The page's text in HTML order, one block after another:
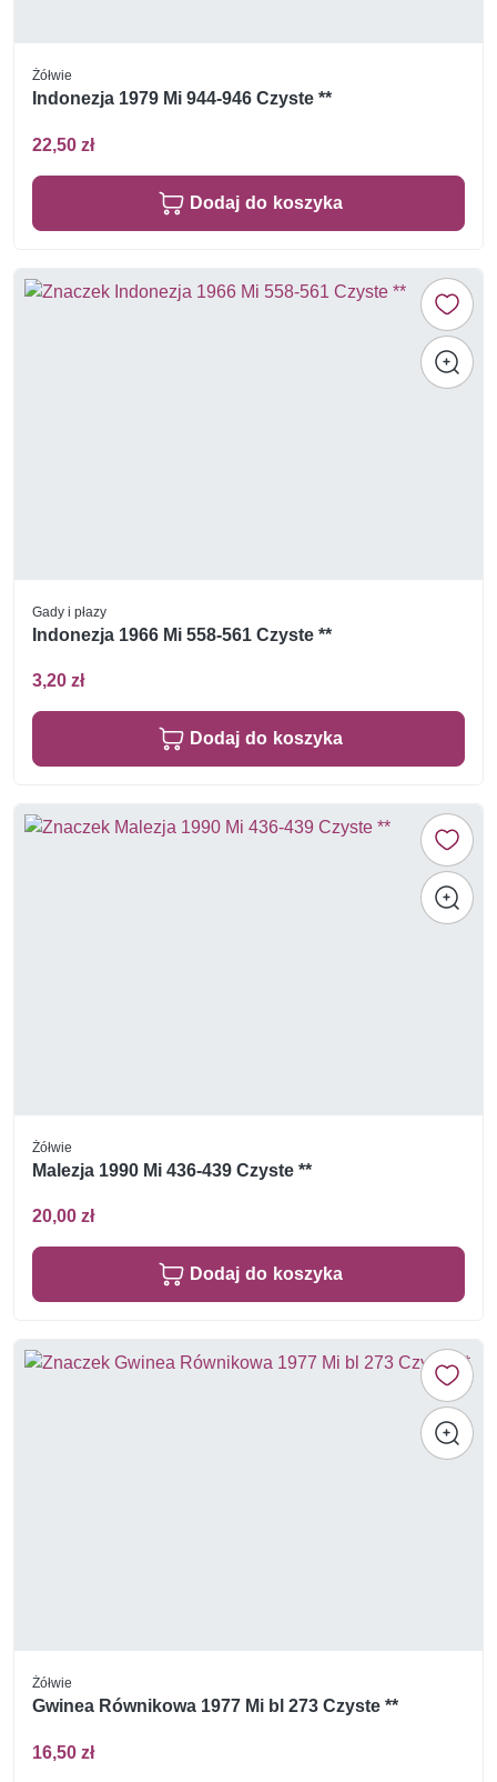
Żółwie
Indonezja 1979 Mi 944-946 Czyste **
22,50 zł
Dodaj do koszyka
Gady i płazy
Indonezja 1966 Mi 558-561 Czyste **
3,20 zł
Dodaj do koszyka
Żółwie
Malezja 1990 Mi 436-439 Czyste **
20,00 zł
Dodaj do koszyka
Żółwie
Gwinea Równikowa 1977 Mi bl 273 Czyste **
16,50 zł